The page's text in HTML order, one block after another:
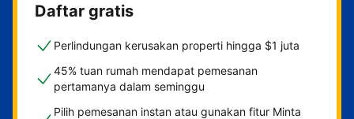
Daftar gratis
Perlindungan kerusakan properti hingga $1 juta
45% tuan rumah mendapat pemesanan
pertamanya dalam seminggu
Pilih pemesanan instan atau gunakan fitur Minta